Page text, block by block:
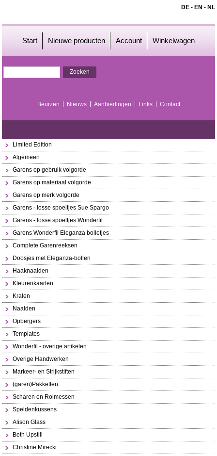
DE- EN - NL
Start Nieuwe producten Account Winkelwagen
Beurzen Nieuws Aanbiedingen Links Contact
Limited Edition
Algemeen
Garens op gebruik volgorde
Garens op materiaal volgorde
Garens op merk volgorde
Garens - losse spoeltjes Sue Spargo
Garens - losse spoeltjes Wonderfil
Garens Wonderfil Eleganza bolletjes
Complete Garenreeksen
Doosjes met Eleganza-bollen
Haaknaalden
Kleurenkaarten
Kralen
Naalden
Opbergers
Templates
Wonderfil - overige artikelen
Overige Handwerken
Markeer- en Strijkstiften
(garen)Pakketten
Scharen en Rolmessen
Speldenkussens
Alison Glass
Beth Upstill
Christine Mirecki